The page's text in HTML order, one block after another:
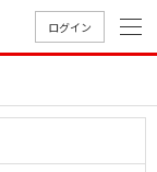
ログイン